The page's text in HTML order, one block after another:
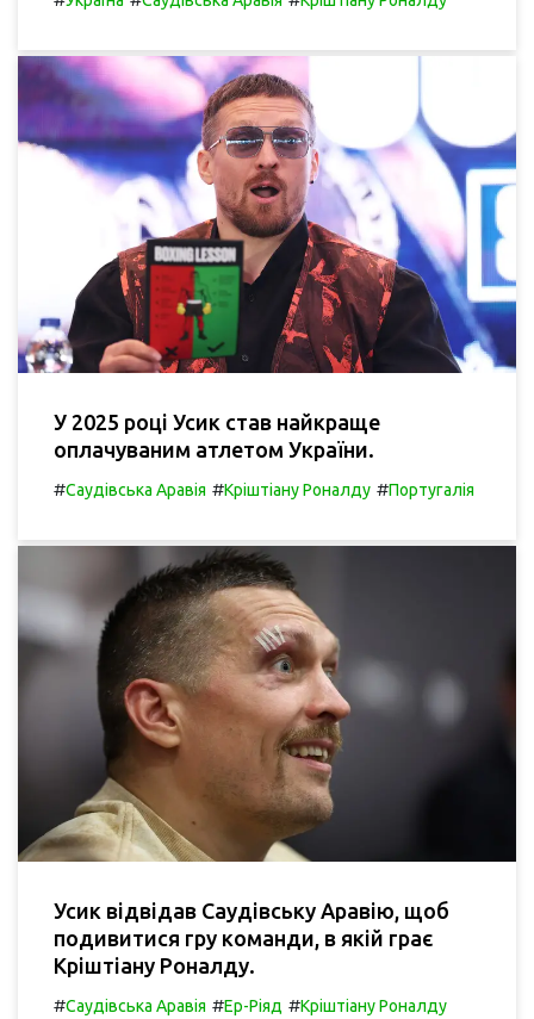
У 2025 році Усик став найкраще
оплачуваним атлетом України.
#Саудівська Аравія #Кріштіану Роналду #Португалія
Усик відвідав Саудівську Аравію, щоб
подивитися гру команди, в якій грає
Кріштіану Роналду.
#Саудівська Аравія #Ер-Ріяд #Кріштіану Роналду